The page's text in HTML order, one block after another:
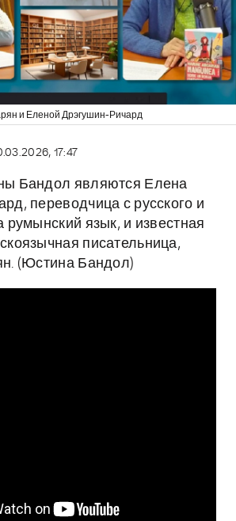
и Еленой Дрэгушин-Ричард
17:47
Бандол являются Елена
переводчица с русского и
румынский язык, и известная
писательница,
(Юстина Бандол)